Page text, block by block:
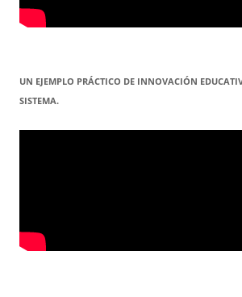
UN EJEMPLO PRÁCTICO DE INNOVACIÓN
SISTEMA.